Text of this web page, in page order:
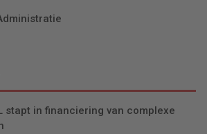
stapt in financiering van complexe